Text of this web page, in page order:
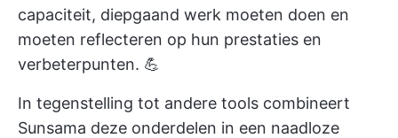
capaciteit, diepgaand werk moeten doen en
moeten reflecteren op hun prestaties en
verbeterpunten. 💪
In tegenstelling tot andere tools combineert
Sunsama deze onderdelen in een naadloze